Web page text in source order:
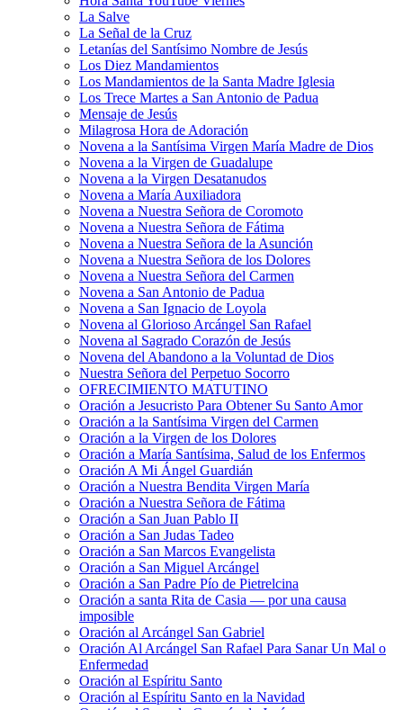
La Salve
La Señal de la Cruz
Letanías del Santísimo Nombre de Jesús
Los Diez Mandamientos
Los Mandamientos de la Santa Madre Iglesia
Los Trece Martes a San Antonio de Padua
Mensaje de Jesús
Milagrosa Hora de Adoración
Novena a la Santísima Virgen María Madre de Dios
Novena a la Virgen de Guadalupe
Novena a la Virgen Desatanudos
Novena a María Auxiliadora
Novena a Nuestra Señora de Coromoto
Novena a Nuestra Señora de Fátima
Novena a Nuestra Señora de la Asunción
Novena a Nuestra Señora de los Dolores
Novena a Nuestra Señora del Carmen
Novena a San Antonio de Padua
Novena a San Ignacio de Loyola
Novena al Glorioso Arcángel San Rafael
Novena al Sagrado Corazón de Jesús
Novena del Abandono a la Voluntad de Dios
Nuestra Señora del Perpetuo Socorro
OFRECIMIENTO MATUTINO
Oración a Jesucristo Para Obtener Su Santo Amor
Oración a la Santísima Virgen del Carmen
Oración a la Virgen de los Dolores
Oración a María Santísima, Salud de los Enfermos
Oración A Mi Ángel Guardián
Oración a Nuestra Bendita Virgen María
Oración a Nuestra Señora de Fátima
Oración a San Juan Pablo II
Oración a San Judas Tadeo
Oración a San Marcos Evangelista
Oración a San Miguel Arcángel
Oración a San Padre Pío de Pietrelcina
Oración a santa Rita de Casia — por una causa
imposible
Oración al Arcángel San Gabriel
Oración Al Arcángel San Rafael Para Sanar Un Mal o
Enfermedad
Oración al Espíritu Santo
Oración al Espíritu Santo en la Navidad